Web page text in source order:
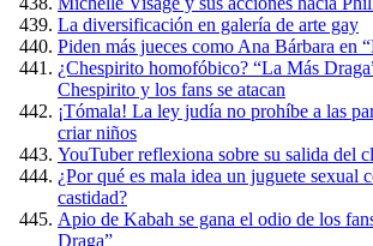
La diversificación en galería de arte gay
Piden más jueces como Ana Bárbara en
¿Chespirito homofóbico? “La Más
Chespirito y los fans se atacan
¡Tómala! La ley judía no prohíbe a las
criar niños
YouTuber reflexiona sobre su salida del
¿Por qué es mala idea un juguete sexual
castidad?
Apio de Kabah se gana el odio de los
Draga”